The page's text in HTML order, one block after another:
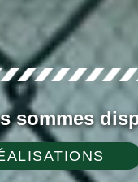
sommes